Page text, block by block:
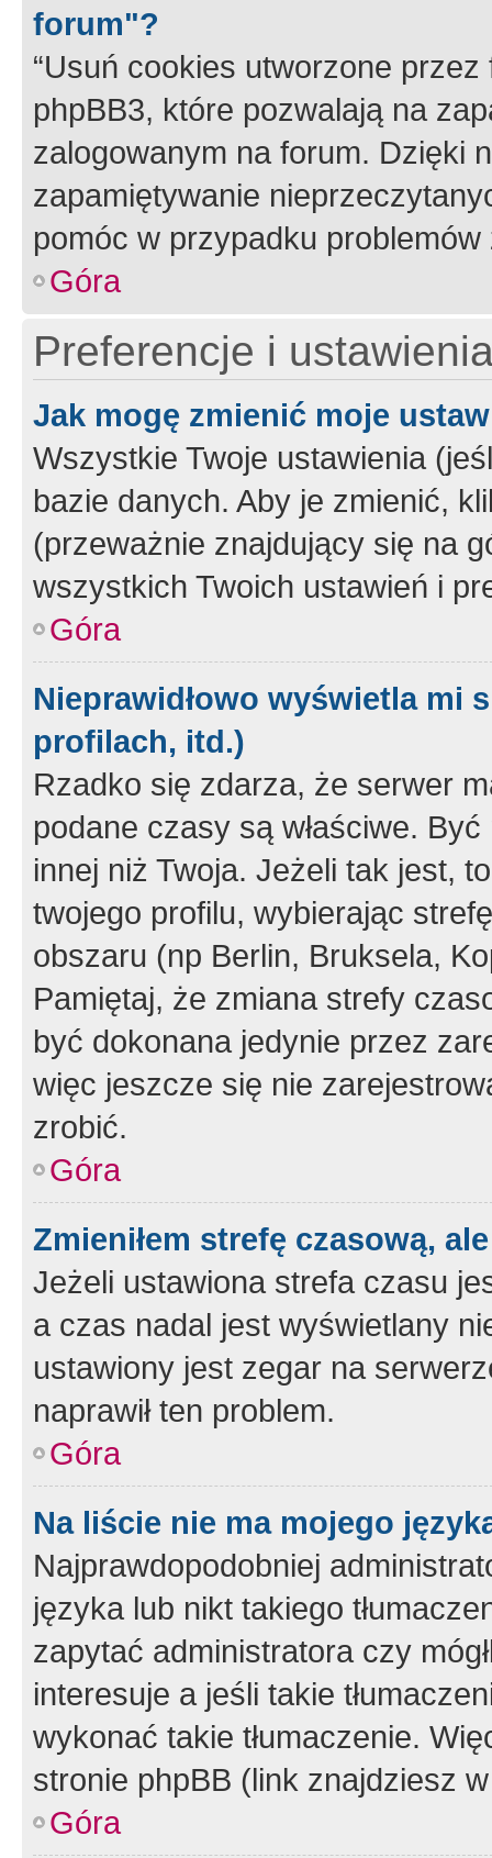
forum"?
“Usuń cookies utworzone
phpBB3, które pozwalają na
zalogowanym na forum. Dzięki
zapamiętywanie
pomóc w przypadku
Góra
Preferencje i
Jak mogę zmienić moje
Wszystkie Twoje ustawienia
bazie danych. Aby je zmienić,
(przeważnie znajdujący się na
wszystkich Twoich ustawień i
Góra
Nieprawidłowo wyświetla mi
profilach, itd.)
Rzadko się zdarza, że serwer
podane czasy są właściwe.
innej niż Twoja. Jeżeli tak jest,
twojego profilu, wybierając
obszaru (np Berlin, Bruksela,
Pamiętaj, że zmiana strefy
być dokonana jedynie przez
więc jeszcze się nie
zrobić.
Góra
Zmieniłem strefę czasową,
Jeżeli ustawiona strefa czasu
a czas nadal jest wyświetlany
ustawiony jest zegar na
naprawił ten problem.
Góra
Na liście nie ma mojego
Najprawdopodobniej
języka lub nikt takiego
zapytać administratora czy
interesuje a jeśli takie
wykonać takie tłumaczenie.
stronie phpBB (link znajdziesz
Góra